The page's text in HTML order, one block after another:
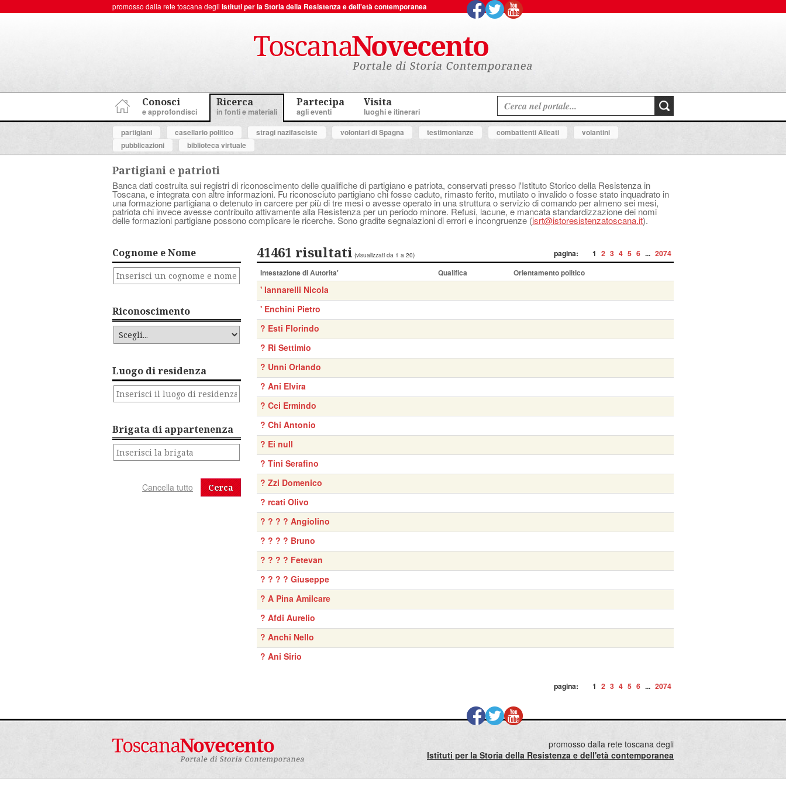
promosso dalla rete toscana degli Istituti per la Storia della Resistenza e dell'età contemporanea
Conosci
e approfondisci
Ricerca
in fonti e materiali
Partecipa
agli eventi
Visita
luoghi e itinerari
partigiani
casellario politico stragi nazifasciste volontari di Spagna testimonianze combattenti Alleati
volantini
pubblicazioni
biblioteca virtuale
Partigiani e patrioti
Banca dati costruita sui registri di riconoscimento delle qualifiche di partigiano e patriota, conservati presso l'Istituto Storico della Resistenza in
Toscana, e integrata con altre informazioni. Fu riconosciuto partigiano chi fosse caduto, rimasto ferito, mutilato o invalido o fosse stato inquadrato in
una formazione partigiana o detenuto in carcere per più di tre mesi o avesse operato in una struttura o servizio di comando per almeno sei mesi,
patriota chi invece avesse contribuito attivamente alla Resistenza per un periodo minore. Refusi, lacune, e mancata standardizzazione dei nomi
delle formazioni partigiane possono complicare le ricerche. Sono gradite segnalazioni di errori e incongruenze (isrt@istoresistenzatoscana.it).
Cognome e Nome
Riconoscimento
Luogo di residenza
Brigata di appartenenza
Cerca
pagina: 1 2 3 4 5 6 ... 2074
41461 risultati (visualizzati da 1 a 20)
Intestazione di Autorita' Qualifica Orientamento politico
' Iannarelli Nicola
' Enchini Pietro
? Esti Florindo
? Ri Settimio
? Unni Orlando
? Ani Elvira
? Cci Ermindo
? Chi Antonio
? Ei null
? Tini Serafino
? Zzi Domenico
? rcati Olivo
? ? ? ? Angiolino
? ? ? ? Bruno
? ? ? ? Fetevan
? ? ? ? Giuseppe
? A Pina Amilcare
? Afdi Aurelio
? Anchi Nello
? Ani Sirio
pagina: 1 2 3 4 5 6 ... 2074
promosso dalla rete toscana degli
Istituti per la Storia della Resistenza e dell'età contemporanea